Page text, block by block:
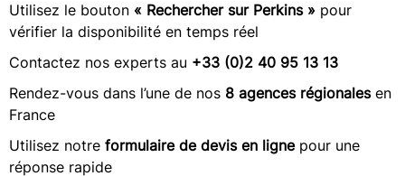
Utilisez le bouton « Rechercher sur Perkins » pour
vérifier la disponibilité en temps réel
Contactez nos experts au +33 (0)2 40 95 13 13
Rendez-vous dans l’une de nos 8 agences régionalesen
France
Utilisez notre formulaire de devis en lignepour une
réponse rapide